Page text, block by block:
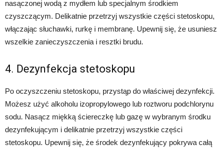
nasączonej wodą z mydłem lub specjalnym środkiem
czyszczącym. Delikatnie przetrzyj wszystkie części stetoskopu,
włączając słuchawki, rurkę i membranę. Upewnij się, że usuniesz
wszelkie zanieczyszczenia i resztki brudu.
4. Dezynfekcja stetoskopu
Po oczyszczeniu stetoskopu, przystąp do właściwej dezynfekcji.
Możesz użyć alkoholu izopropylowego lub roztworu podchlorynu
sodu. Nasącz miękką ściereczkę lub gazę w wybranym środku
dezynfekującym i delikatnie przetrzyj wszystkie części
stetoskopu. Upewnij się, że środek dezynfekujący pokrywa całą